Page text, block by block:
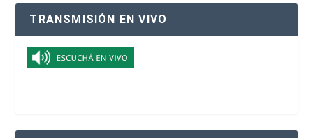
TRANSMISIÓN EN VIVO